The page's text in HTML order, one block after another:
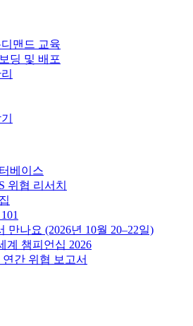
맨드 교육
딩 및 배포
베이스
위협 리서치
만나요 (2026년 10월 20–22일)
계 챔피언십 2026
연간 위협 보고서